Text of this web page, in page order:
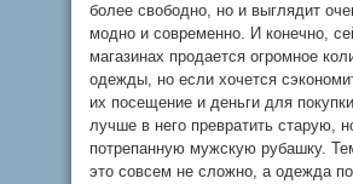
более свободно, но и выглядит
модно и современно. И конечно,
магазинах продается огромное
одежды, но если хочется
их посещение и деньги для
лучше в него превратить старую,
потрепанную мужскую рубашку.
это совсем не сложно, а одежда